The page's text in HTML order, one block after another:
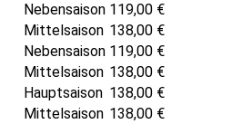
Nebensaison 119,00 €
Mittelsaison 138,00 €
Nebensaison 119,00 €
Mittelsaison 138,00 €
Hauptsaison 138,00 €
Mittelsaison 138,00 €